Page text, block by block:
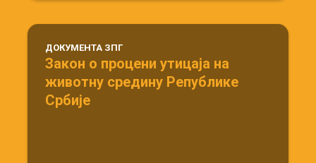
ДОКУМЕНТА ЗПГ
Закон о процени утицаја на
животну средину Републике
Србије